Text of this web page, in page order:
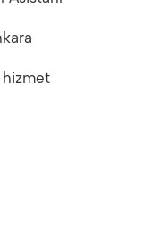
hizmet